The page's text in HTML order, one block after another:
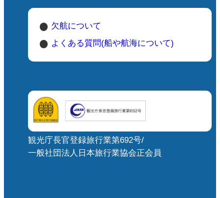
欠航について
よくある質問(船や航海について)
観光庁長官登録旅行業第692号/
一般社団法人日本旅行業協会正会員